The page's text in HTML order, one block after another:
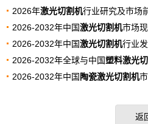
2026年激光切割机行业研究及市场
2026-2032年中国激光切割机市场
2026-2032年中国激光切割机行业
2026-2032年全球与中国塑料激光
2026-2032年中国 陶瓷激光切割机
返